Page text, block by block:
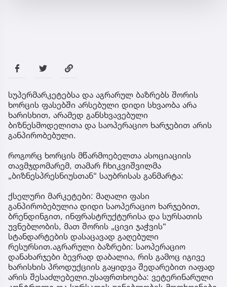
სუპერმარკეტებსა და აგრარულ ბაზრებს შორის
ხორცის ფასებში არსებული დიდი სხვაობა არა
ხარისხით, არამედ განსხვავებული
ბიზნესმოდელითა და საოპერაციო ხარჯებით არის
განპირობებული.
როგორც ხორცის მწარმოებელთა ასოციაციის
თავმჯდომარემ, თამარ ჩხიკვიშვილმა
„ბიზნესპრესნიუსთან“ საუბრისას განმარტა:
ქსელური მარკეტები: მაღალი ფასი
განპირობებულია დიდი საოპერაციო ხარჯებით,
ბრენდინგით, ინფრასტრუქტურისა და სურსათის
უვნებლობის, მათ შორის „ცივი ჯაჭვის“
სტანდარტების დასაცავად გაღებული
რესურსით.აგრარული ბაზრები: საოპერაციო
დანახარჯები ბევრად დაბალია, რის გამოც იგივე
ხარისხის პროდუქციის გაყიდვა შედარებით იაფად
არის შესაძლებელი.უსაფრთხოება: ვეტერინარული